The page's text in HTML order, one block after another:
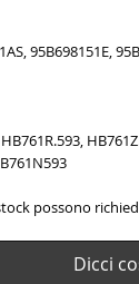
95B698151E,
possono
Dicci